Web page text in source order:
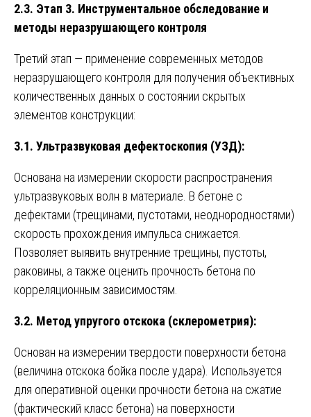
2.3. Этап 3. Инструментальное обследование и
методы неразрушающего контроля
Третий этап — применение современных методов
неразрушающего контроля для получения объективных
количественных данных о состоянии скрытых
элементов конструкции:
3.1. Ультразвуковая дефектоскопия (УЗД):
Основана на измерении скорости распространения
ультразвуковых волн в материале. В бетоне с
дефектами (трещинами, пустотами, неоднородностями)
скорость прохождения импульса снижается.
Позволяет выявить внутренние трещины, пустоты,
раковины, а также оценить прочность бетона по
корреляционным зависимостям.
3.2. Метод упругого отскока (склерометрия):
Основан на измерении твердости поверхности бетона
(величина отскока бойка после удара). Используется
для оперативной оценки прочности бетона на сжатие
(фактический класс бетона) на поверхности